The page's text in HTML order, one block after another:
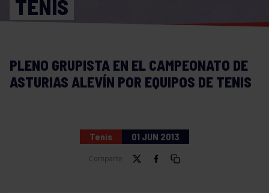
TENIS
PLENO GRUPISTA EN EL CAMPEONATO DE
ASTURIAS ALEVÍN POR EQUIPOS DE TENIS
Tenis 01 JUN 2013
Comparte